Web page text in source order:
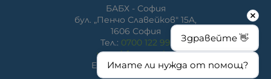
БАБХ - София
бул. „Пенчо Славейков" 15A,
1606 София
Тел.: 0700 122 99
www.bfsa.egov.bg
E-mail:bfsa@bfsa.bg
Здравейте 👋
Имате ли нужда от помощ?